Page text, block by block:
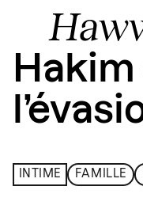
Hakim
INTIME FAMILLE